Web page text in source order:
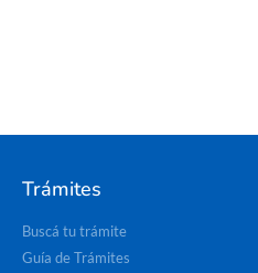
Trámites
Buscá tu trámite
Guía de Trámites